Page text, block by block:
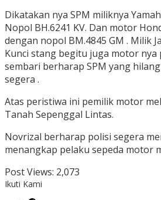
Dikatakan nya SPM miliknya
Nopol BH.6241 KV. Dan motor
dengan nopol BM.4845 GM . Milik
Kunci stang begitu juga motor nya
sembari berharap SPM yang
segera .
Atas peristiwa ini pemilik motor
Tanah Sepenggal Lintas.
Novrizal berharap polisi segera
menangkap pelaku sepeda motor
Post Views: 2,073
Ikuti Kami